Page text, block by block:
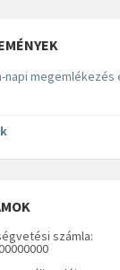
napi megemlékezés
számla: